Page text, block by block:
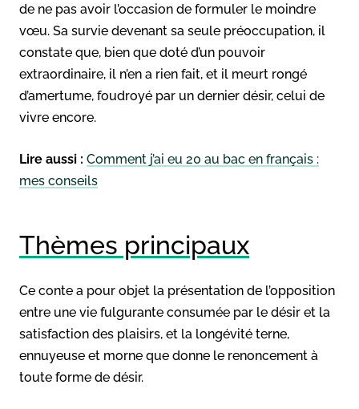
de ne pas avoir l’occasion de formuler le moindre
vœu. Sa survie devenant sa seule préoccupation, il
constate que, bien que doté d’un pouvoir
extraordinaire, il n’en a rien fait, et il meurt rongé
d’amertume, foudroyé par un dernier désir, celui de
vivre encore.
Lire aussi : Comment j’ai eu 20 au bac en français :
mes conseils
Thèmes principaux
Ce conte a pour objet la présentation de l’opposition
entre une vie fulgurante consumée par le désir et la
satisfaction des plaisirs, et la longévité terne,
ennuyeuse et morne que donne le renoncement à
toute forme de désir.